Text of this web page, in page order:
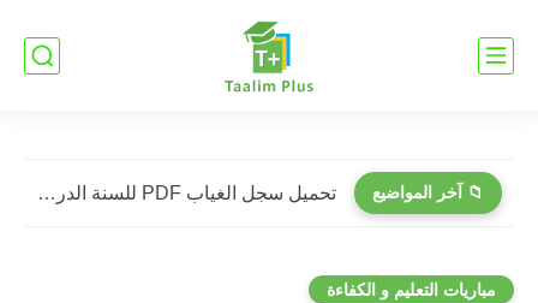
📁 آخر المواضيع تحميل سجل الغياب PDF للسنة الدراسية 2026-2027 | نموذج عملي...
مباريات التعليم و الكفاءة